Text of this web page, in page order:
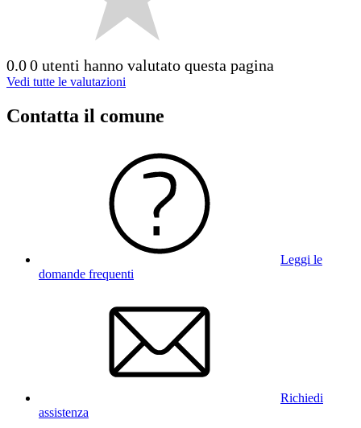
0.00 utenti hanno valutato questa pagina
Vedi tutte le valutazioni
Contatta il comune
Leggi le
domande frequenti
Richiedi
assistenza